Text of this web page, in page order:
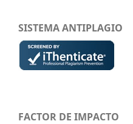
SISTEMA ANTIPLAGIO
FACTOR DE IMPACTO